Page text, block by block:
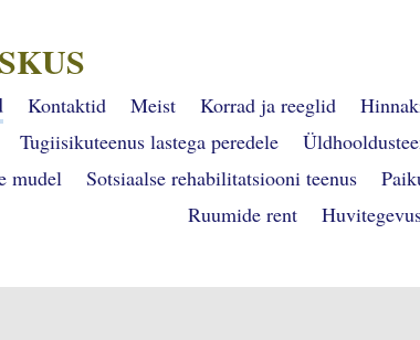
Kontaktid Meist Korrad ja reeglid
Tugiisikuteenus lastega peredele
mudel
Sotsiaalse rehabilitatsiooni teenus
Ruumide rent